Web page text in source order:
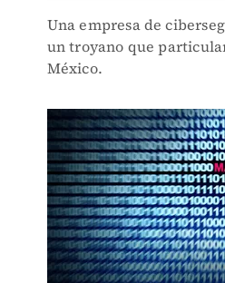
Una empresa de
un troyano que
México.